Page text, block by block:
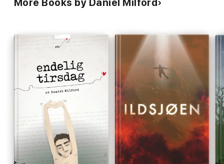
More Books by Daniel Milford